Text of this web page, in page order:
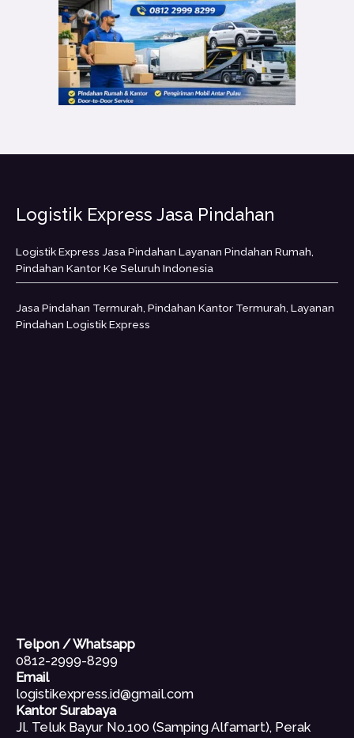
Logistik Express Jasa Pindahan
Logistik Express Jasa Pindahan Layanan Pindahan Rumah,
Pindahan Kantor Ke Seluruh Indonesia
Jasa Pindahan Termurah, Pindahan Kantor Termurah, Layanan
Pindahan Logistik Express
Telpon / Whatsapp
0812-2999-8299
Email
logistikexpress.id@gmail.com
Kantor Surabaya
Jl. Teluk Bayur No.100 (Samping Alfamart), Perak